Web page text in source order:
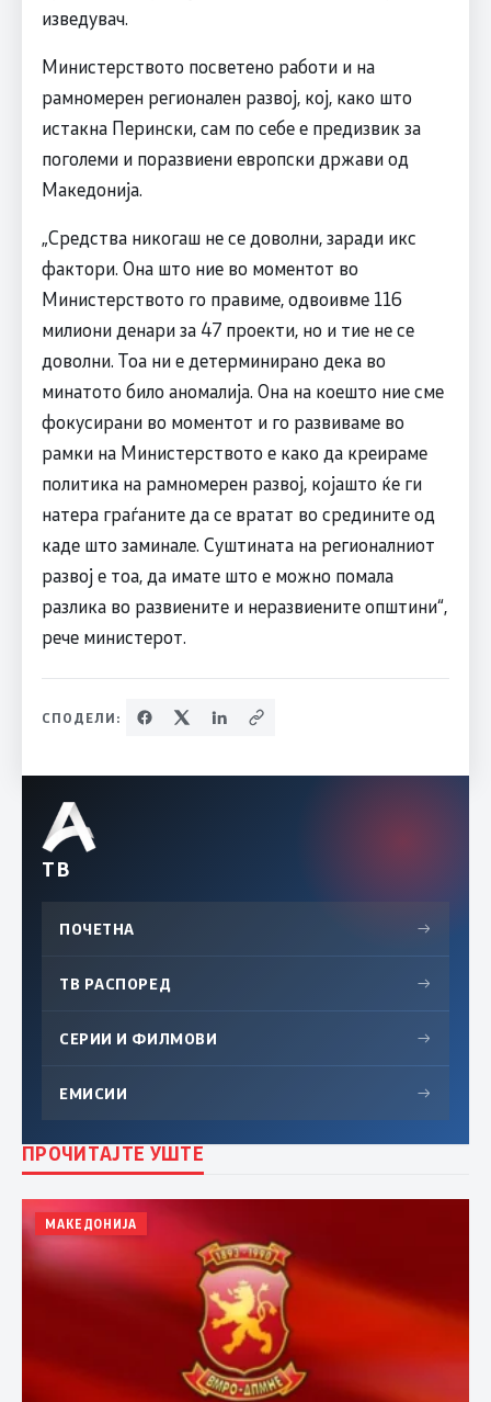
изведувач.
Министерството посветено работи и на
рамномерен регионален развој, кој, како што
истакна Перински, сам по себе е предизвик за
поголеми и поразвиени европски држави од
Македонија.
„Средства никогаш не се доволни, заради икс
фактори. Она што ние во моментот во
Министерството го правиме, одвоивме 116
милиони денари за 47 проекти, но и тие не се
доволни. Тоа ни е детерминирано дека во
минатото било аномалија. Она на коешто ние сме
фокусирани во моментот и го развиваме во
рамки на Министерството е како да креираме
политика на рамномерен развој, којашто ќе ги
натера граѓаните да се вратат во средините од
каде што заминале. Суштината на регионалниот
развој е тоа, да имате што е можно помала
разлика во развиените и неразвиените општини“,
рече министерот.
СПОДЕЛИ:
ТВ
ПОЧЕТНА →
ТВ РАСПОРЕД →
СЕРИИ И ФИЛМОВИ →
ЕМИСИИ →
ПРОЧИТАЈТЕ УШТЕ
МАКЕДОНИЈА